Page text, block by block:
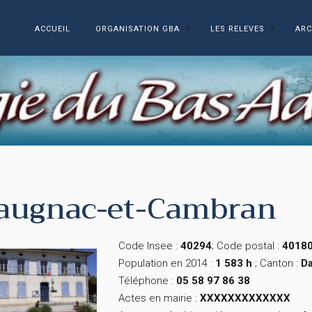
ACCUEIL ORGANISATION GBA LES RELEVES
et-Cambran
Code Insee : 40294; Code postal :
Population en 2014 : 1 583 h ; Canton :
Téléphone : 05 58 97 86 38
Actes en mairie : XXXXXXXXXXXXX